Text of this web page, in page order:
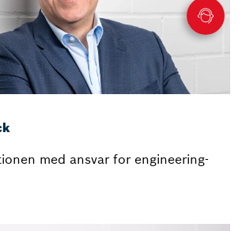
med ansvar for engineering-